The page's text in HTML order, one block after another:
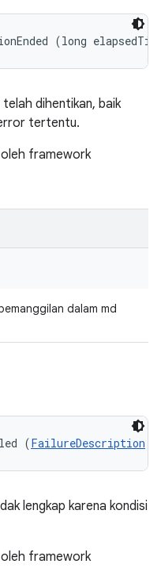
(long
dihentikan, baik
tertentu.
framework
dalam md
(FailureDescription
lengkap karena kondisi
framework